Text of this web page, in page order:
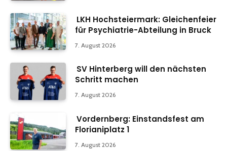
LKH Hochsteiermark: Gleichenfeier
für Psychiatrie-Abteilung in Bruck
7. August 2026
SV Hinterberg will den nächsten
Schritt machen
7. August 2026
Vordernberg: Einstandsfest am
Florianiplatz 1
7. August 2026